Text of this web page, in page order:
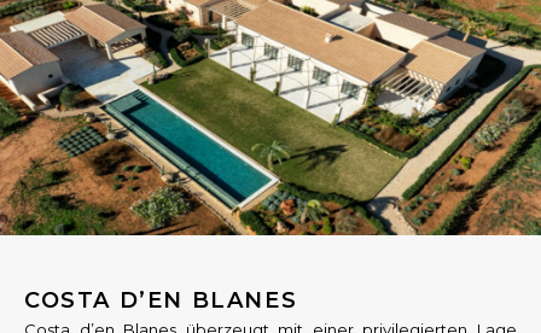
COSTA D’EN BLANES
Costa d’en Blanes überzeugt mit einer privilegierten Lage